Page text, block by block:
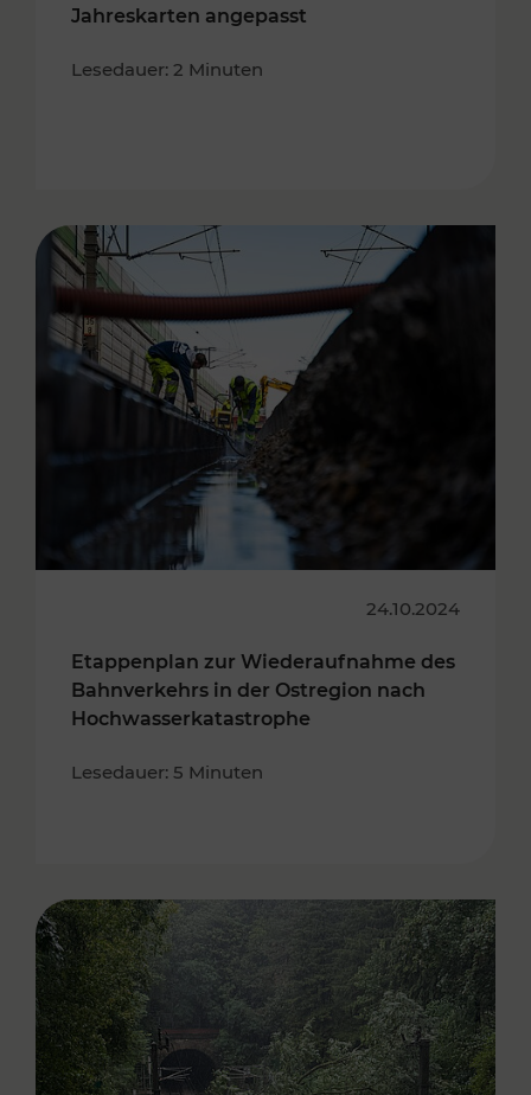
Jahreskarten angepasst
Lesedauer: 2 Minuten
24.10.2024
Etappenplan zur Wiederaufnahme des
Bahnverkehrs in der Ostregion nach
Hochwasserkatastrophe
Lesedauer: 5 Minuten